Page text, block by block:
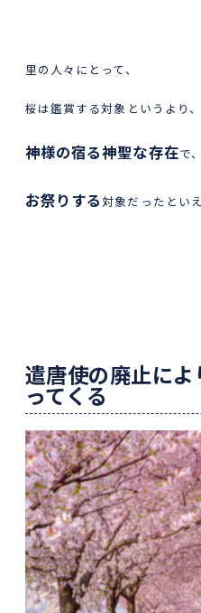
里の人々にとって、
桜は鑑賞する対象というより、
神様の宿る神聖な存在で、
お祭りする対象だったとい
遣唐使の廃止に
ってくる